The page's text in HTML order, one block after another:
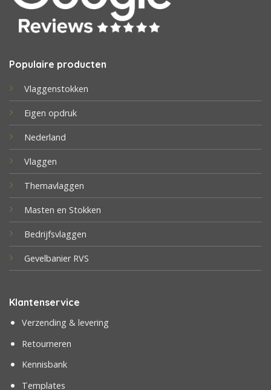
Populaire producten
Vlaggenstokken
Eigen opdruk
Nederland
Vlaggen
Themavlaggen
Masten en Stokken
Bedrijfsvlaggen
Gevelbanier RVS
Klantenservice
Verzending & levering
Retourneren
Kennisbank
Templates